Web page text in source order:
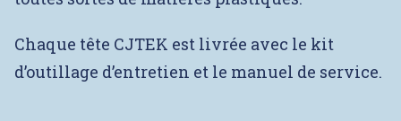
Chaque tête CJTEK est livrée avec le kit
d’outillage d’entretien et le manuel de service.